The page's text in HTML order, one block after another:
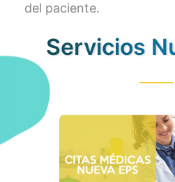
del paciente.
Servicios